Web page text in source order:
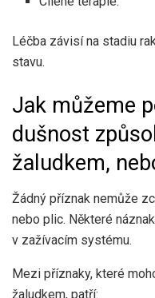
Léčba závisí na stadiu
stavu.
Jak můžeme
dušnost
žaludkem,
Žádný příznak nemůže
nebo plic. Některé
v zažívacím systému.
Mezi příznaky, které
žaludkem, patří: